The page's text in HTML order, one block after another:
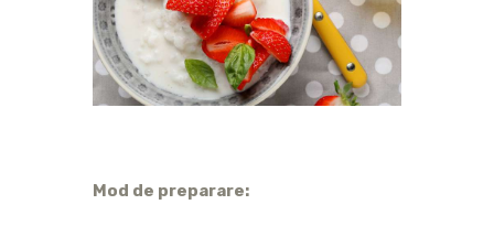
CONTACT
Mod de preparare: